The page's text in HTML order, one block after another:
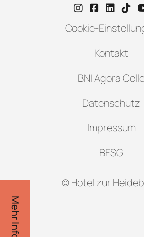
Mehr Infos
© Hotel zur
Cookie-
Kontakt
BNI Agora Celle
Datenschutz
Impressum
BFSG
Instagram-